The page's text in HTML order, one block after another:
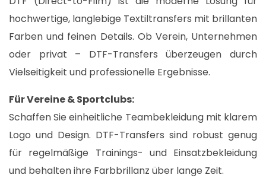
hochwertige, langlebige Textiltransfers mit brillanten
Farben und feinen Details. Ob Verein, Unternehmen
oder privat – DTF-Transfers überzeugen durch
Vielseitigkeit und professionelle Ergebnisse.​
Für Vereine & Sportclubs:
Schaffen Sie einheitliche Teambekleidung mit klarem
Logo und Design. DTF-Transfers sind robust genug
für regelmäßige Trainings- und Einsatzbekleidung
und behalten ihre Farbbrillanz über lange Zeit.​